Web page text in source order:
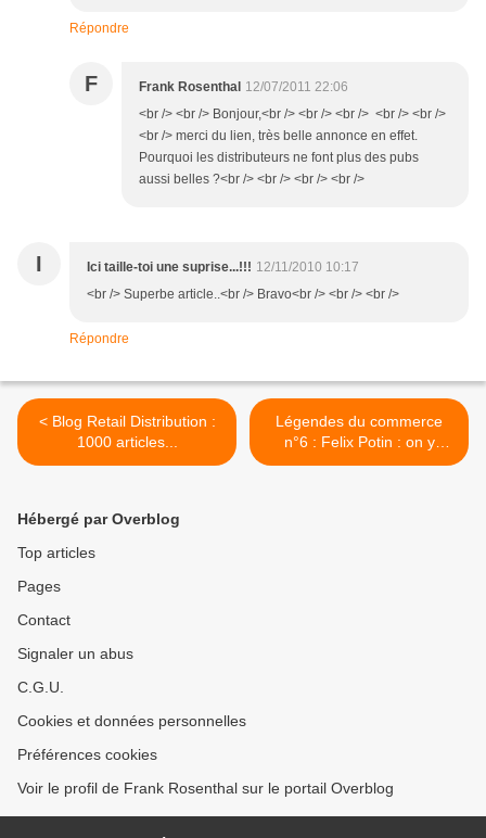
Répondre
F Frank Rosenthal 12/07/2011 22:06
<br /> <br /> Bonjour,<br /> <br /> <br /> <br /> <br />
<br /> merci du lien, très belle annonce en effet.
Pourquoi les distributeurs ne font plus des pubs
aussi belles ?<br /> <br /> <br /> <br />
I Ici taille-toi une suprise...!!! 12/11/2010 10:17
<br /> Superbe article..<br /> Bravo<br /> <br /> <br />
Répondre
< Blog Retail Distribution :
1000 articles...
Légendes du commerce
n°6 : Felix Potin : on y
revient ! (suite) >
Hébergé par Overblog
Top articles
Pages
Contact
Signaler un abus
C.G.U.
Cookies et données personnelles
Préférences cookies
Voir le profil de Frank Rosenthal sur le portail Overblog